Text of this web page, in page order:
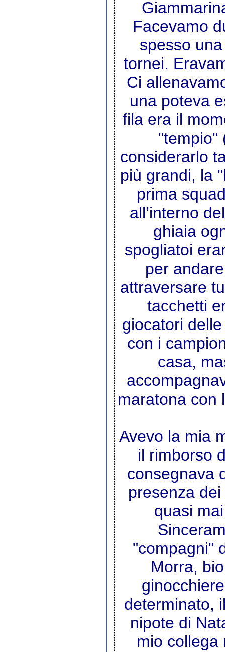
Facevamo
spesso
tornei.
Ci
una poteva
fila era il
"tempio"
considerarlo
più grandi, la
prima
all’interno
ghiaia
spogliatoi
per
attraversare
tacchetti
giocatori
con i
casa,
maratona con
Avevo la mia
il rimborso
consegnava
presenza
quasi
"compagni"
Morra,
determinato,
nipote di
mio collega